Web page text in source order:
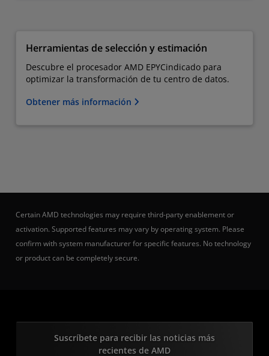
Herramientas de selección y estimación
Descubre el procesador AMD EPYC​indicado para
optimizar la transformación de tu centro de datos.
Obtener más información
Certain AMD technologies may require third-party enablement or
activation. Supported features may vary by operating system. Please
confirm with system manufacturer for specific features. No technology
or product can be completely secure.
Suscríbete para recibir las noticias más
recientes de AMD